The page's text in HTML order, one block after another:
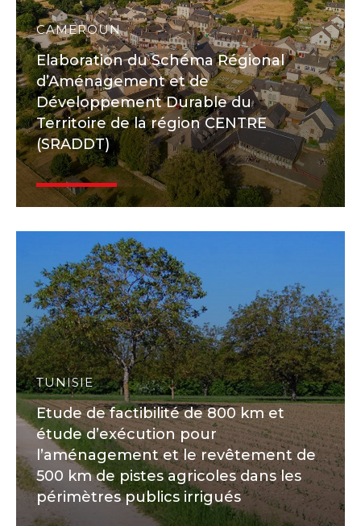
CAMEROUN
Elaboration du Schéma Régional
d’Aménagement et de
Développement Durable du
Territoire de la région CENTRE
(SRADDT)
TUNISIE
Etude de factibilité de 800 km et
étude d’exécution pour
l’aménagement et le revêtement de
500 km de pistes agricoles dans les
périmètres publics irrigués